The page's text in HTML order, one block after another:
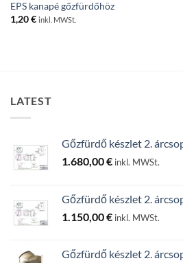
EPS kanapé gőzfürdőhöz
1,20€ inkl. MWSt.
LATEST
Gőzfürdő készlet 2.
1.680,00€ inkl. MWSt.
Gőzfürdő készlet 2.
1.150,00€ inkl. MWSt.
Gőzfürdő készlet 2.